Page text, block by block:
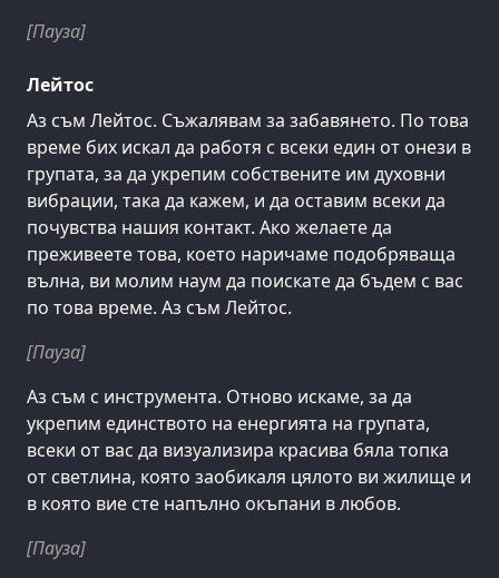
[Пауза]
Лейтос
Аз съм Лейтос. Съжалявам за забавянето. По това
време бих искал да работя с всеки един от онези в
групата, за да укрепим собствените им духовни
вибрации, така да кажем, и да оставим всеки да
почувства нашия контакт. Ако желаете да
преживеете това, което наричаме подобряваща
вълна, ви молим наум да поискате да бъдем с вас
по това време. Аз съм Лейтос.
[Пауза]
Аз съм с инструмента. Отново искаме, за да
укрепим единството на енергията на групата,
всеки от вас да визуализира красива бяла топка
от светлина, която заобикаля цялото ви жилище и
в която вие сте напълно окъпани в любов.
[Пауза]